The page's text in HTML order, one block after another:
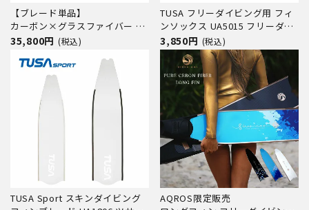
【ブレード単品】
カーボン×グラスファイバー ロ
ングフィン フリーダイビング フ
HeleiWaho ヘレイワホ kanani
カナニ フルフットフィン 素潜り
スピアフィッシング ブレードの
35,800円 (税込)
TUSA フリーダイビング用 フィ
ンソックス UA5015 フリーダイ
ビング スキンダイビング ダイビ
ング 素潜り
3,850円 (税込)
TUSA Sport スキンダイビング
AQROS限定販売